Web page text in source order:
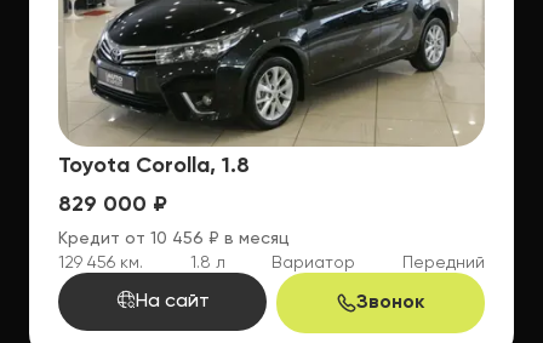
Toyota Corolla, 1.8
829 000 ₽
Кредит от 10 456 ₽ в месяц
129 456 км.
1.8 л Вариатор Передний
На сайт Звонок